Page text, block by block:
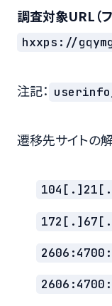
調査対象URL（フ
hxxps://
注記：
遷移先サイトの解